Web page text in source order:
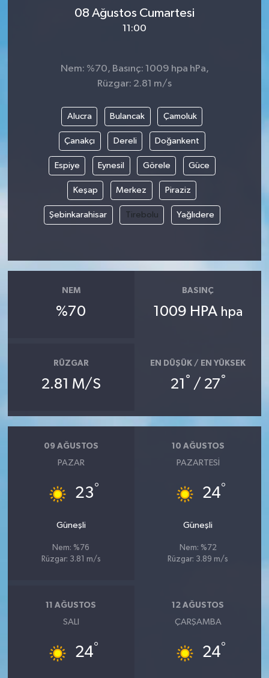
08 Ağustos Cumartesi
11:00
Nem: %70, Basınç: 1009 hpa hPa,
Rüzgar: 2.81 m/s
Alucra Bulancak Çamoluk
Çanakçı Dereli Doğankent
Espiye Eynesil Görele Güce
Keşap Merkez Piraziz
Şebinkarahisar Tirebolu Yağlıdere
NEM
%70
BASINÇ
1009 HPA hpa
RÜZGAR
2.81 M/S
EN DÜŞÜK / EN YÜKSEK
21 ° / 27°
09 AĞUSTOS
PAZAR
23°
Güneşli
Nem: %76
Rüzgar: 3.81 m/s
10 AĞUSTOS
PAZARTESI
24°
Güneşli
Nem: %72
Rüzgar: 3.89 m/s
11 AĞUSTOS
SALI
24°
12 AĞUSTOS
ÇARŞAMBA
24°